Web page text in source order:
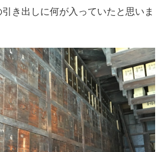
き出しに何が入っていたと思いま